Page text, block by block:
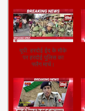
यूपी: हरदोई ईद के मौके
पर हरदोई पुलिस का
फ्लैग मार्च।